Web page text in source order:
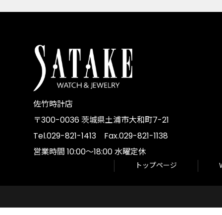
佐竹時計店
〒300-0036 茨城県土浦市大和町7-21
Tel.029-821-1413 Fax.029-821-1138
営業時間 10:00～18:00 水曜定休
トップページ